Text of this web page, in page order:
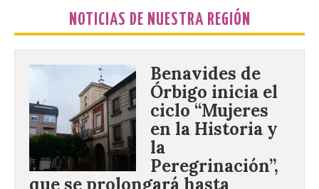
NOTICIAS DE NUESTRA REGIÓN
Benavides de
Órbigo inicia el
ciclo “Mujeres
en la Historia y
la
Peregrinación”,